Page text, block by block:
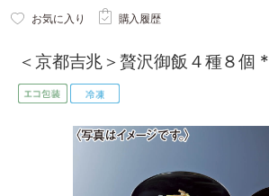
お気に入り 購入履歴
＜京都吉兆＞贅沢御飯４種８個 *